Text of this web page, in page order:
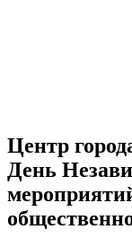
Центр
День